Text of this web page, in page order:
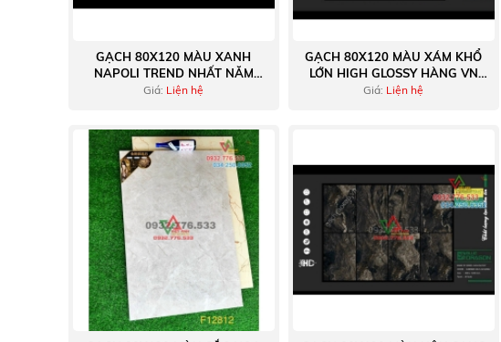
GẠCH 80X120 MÀU XANH
NAPOLI TREND NHẤT NĂM
2023
Giá: Liện hệ
GẠCH 80X120 MÀU XÁM KHỔ
LỚN HIGH GLOSSY HÀNG VN
CAO CẤP
Giá: Liện hệ